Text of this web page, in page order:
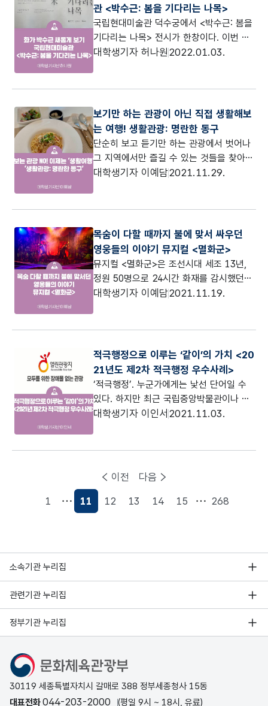
관 <박수근: 봄을 기다리는 나목>
국립현대미술관 덕수궁에서 <박수근: 봄을
기다리는 나목> 전시가 한창이다. 이번 전
시에서는 박수근 작가의 몰랐던 그림들을
지 그린 유화까지 총체적으로 감상하는 기
회다. 무엇보다 그가 살아왔던 1950년대
와 1960년대 전후의 한국 사회, 나아가 창
신동, 명동, 을지로 등 서울 풍경을 바라보
면서 어떤 시선으로 세상을 담았는지 느낄
수 있다.
대학생기자 허나원 2022.01.03.
보기만 하는 관광이 아닌 직접 생활해보
는 여행! 생활관광: 명란한 동구
단순히 보고 듣기만 하는 관광에서 벗어나
그 지역에서만 즐길 수 있는 것들을 찾아
경험해보는 체험형 관광이 큰 인기를 끌고
것이 바로 '생활관광'인데요! 오늘 기사에
서는 현지인다운 여행을 즐길 수 있도록 준
비된 문화체육관광부 생활관광 활성화 사
업 선정 여행지들을 소개해드리려고 합니
다.
대학생기자 이예담2021.11.29.
목숨이 다할 때까지 불에 맞서 싸우던
영웅들의 이야기 뮤지컬 <멸화군>
뮤지컬 <멸화군>은 조선시대 세조 13년,
정원 50명으로 24시간 화재를 감시했던
우리나라 최초의 전문 소방대원이자 국가
통해 리딩 공연으로 개발되어 2019년부터
본격적으로 작품 개발 과정에 돌입했었는
데요! 2020년에는 한국문화예술위원회
‘창작산실-올해의 신작’ 후보로도 선정되어
무관중 리딩 쇼케이스*와 일반 관객을 대
상으로 한 두 차례 쇼케이스를 이미 선보인
대학생기자 이예담2021.11.19.
적극행정으로 이루는 ‘같이’의 가치 <20
21년도 제2차 적극행정 우수사례>
‘적극행정’. 누군가에게는 낯선 단어일 수
있다. 하지만 최근 국립중앙박물관이나 대
한민국역사박물관을 방문했을 때, 온라인
대학생기자 이인서 2021.11.03.
이전
1
현재페이지
11 12 13 14 15 268
다음
소속기관 누리집
관련기관 누리집
정부기관 누리집
문화체육관광부
30119 세종특별자치시 갈매로 388 정부세종청사 15동
대표전화044-203-2000 (평일 9시 ~ 18시, 유료)